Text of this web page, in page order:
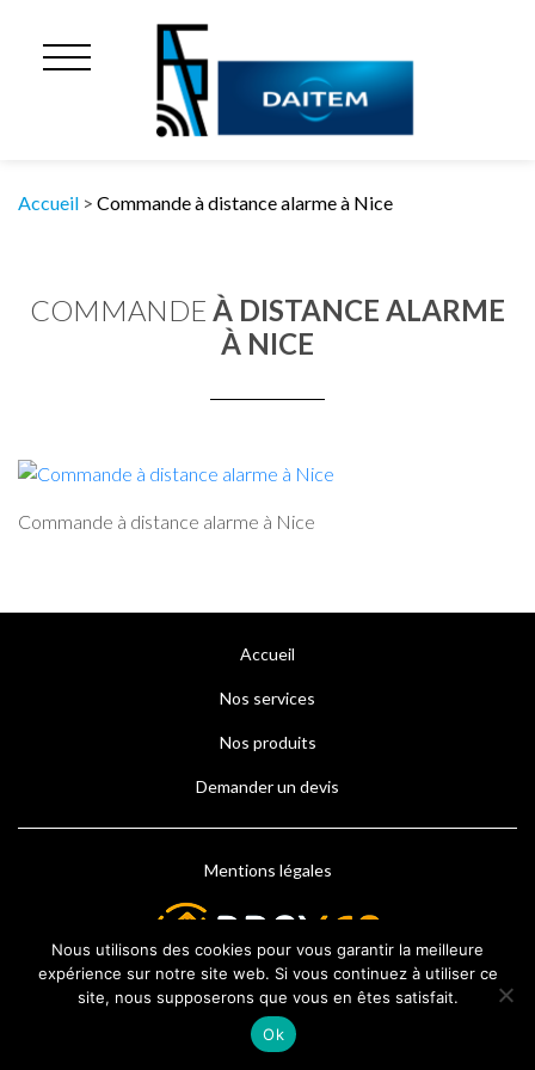
Accueil > Commande à distance alarme à Nice
COMMANDE À DISTANCE ALARME
À NICE
Commande à distance alarme à Nice
Accueil
Nos services
Nos produits
Demander un devis
Mentions légales
Nous utilisons des cookies pour vous garantir la meilleure
expérience sur notre site web. Si vous continuez à utiliser ce
site, nous supposerons que vous en êtes satisfait.
Ok